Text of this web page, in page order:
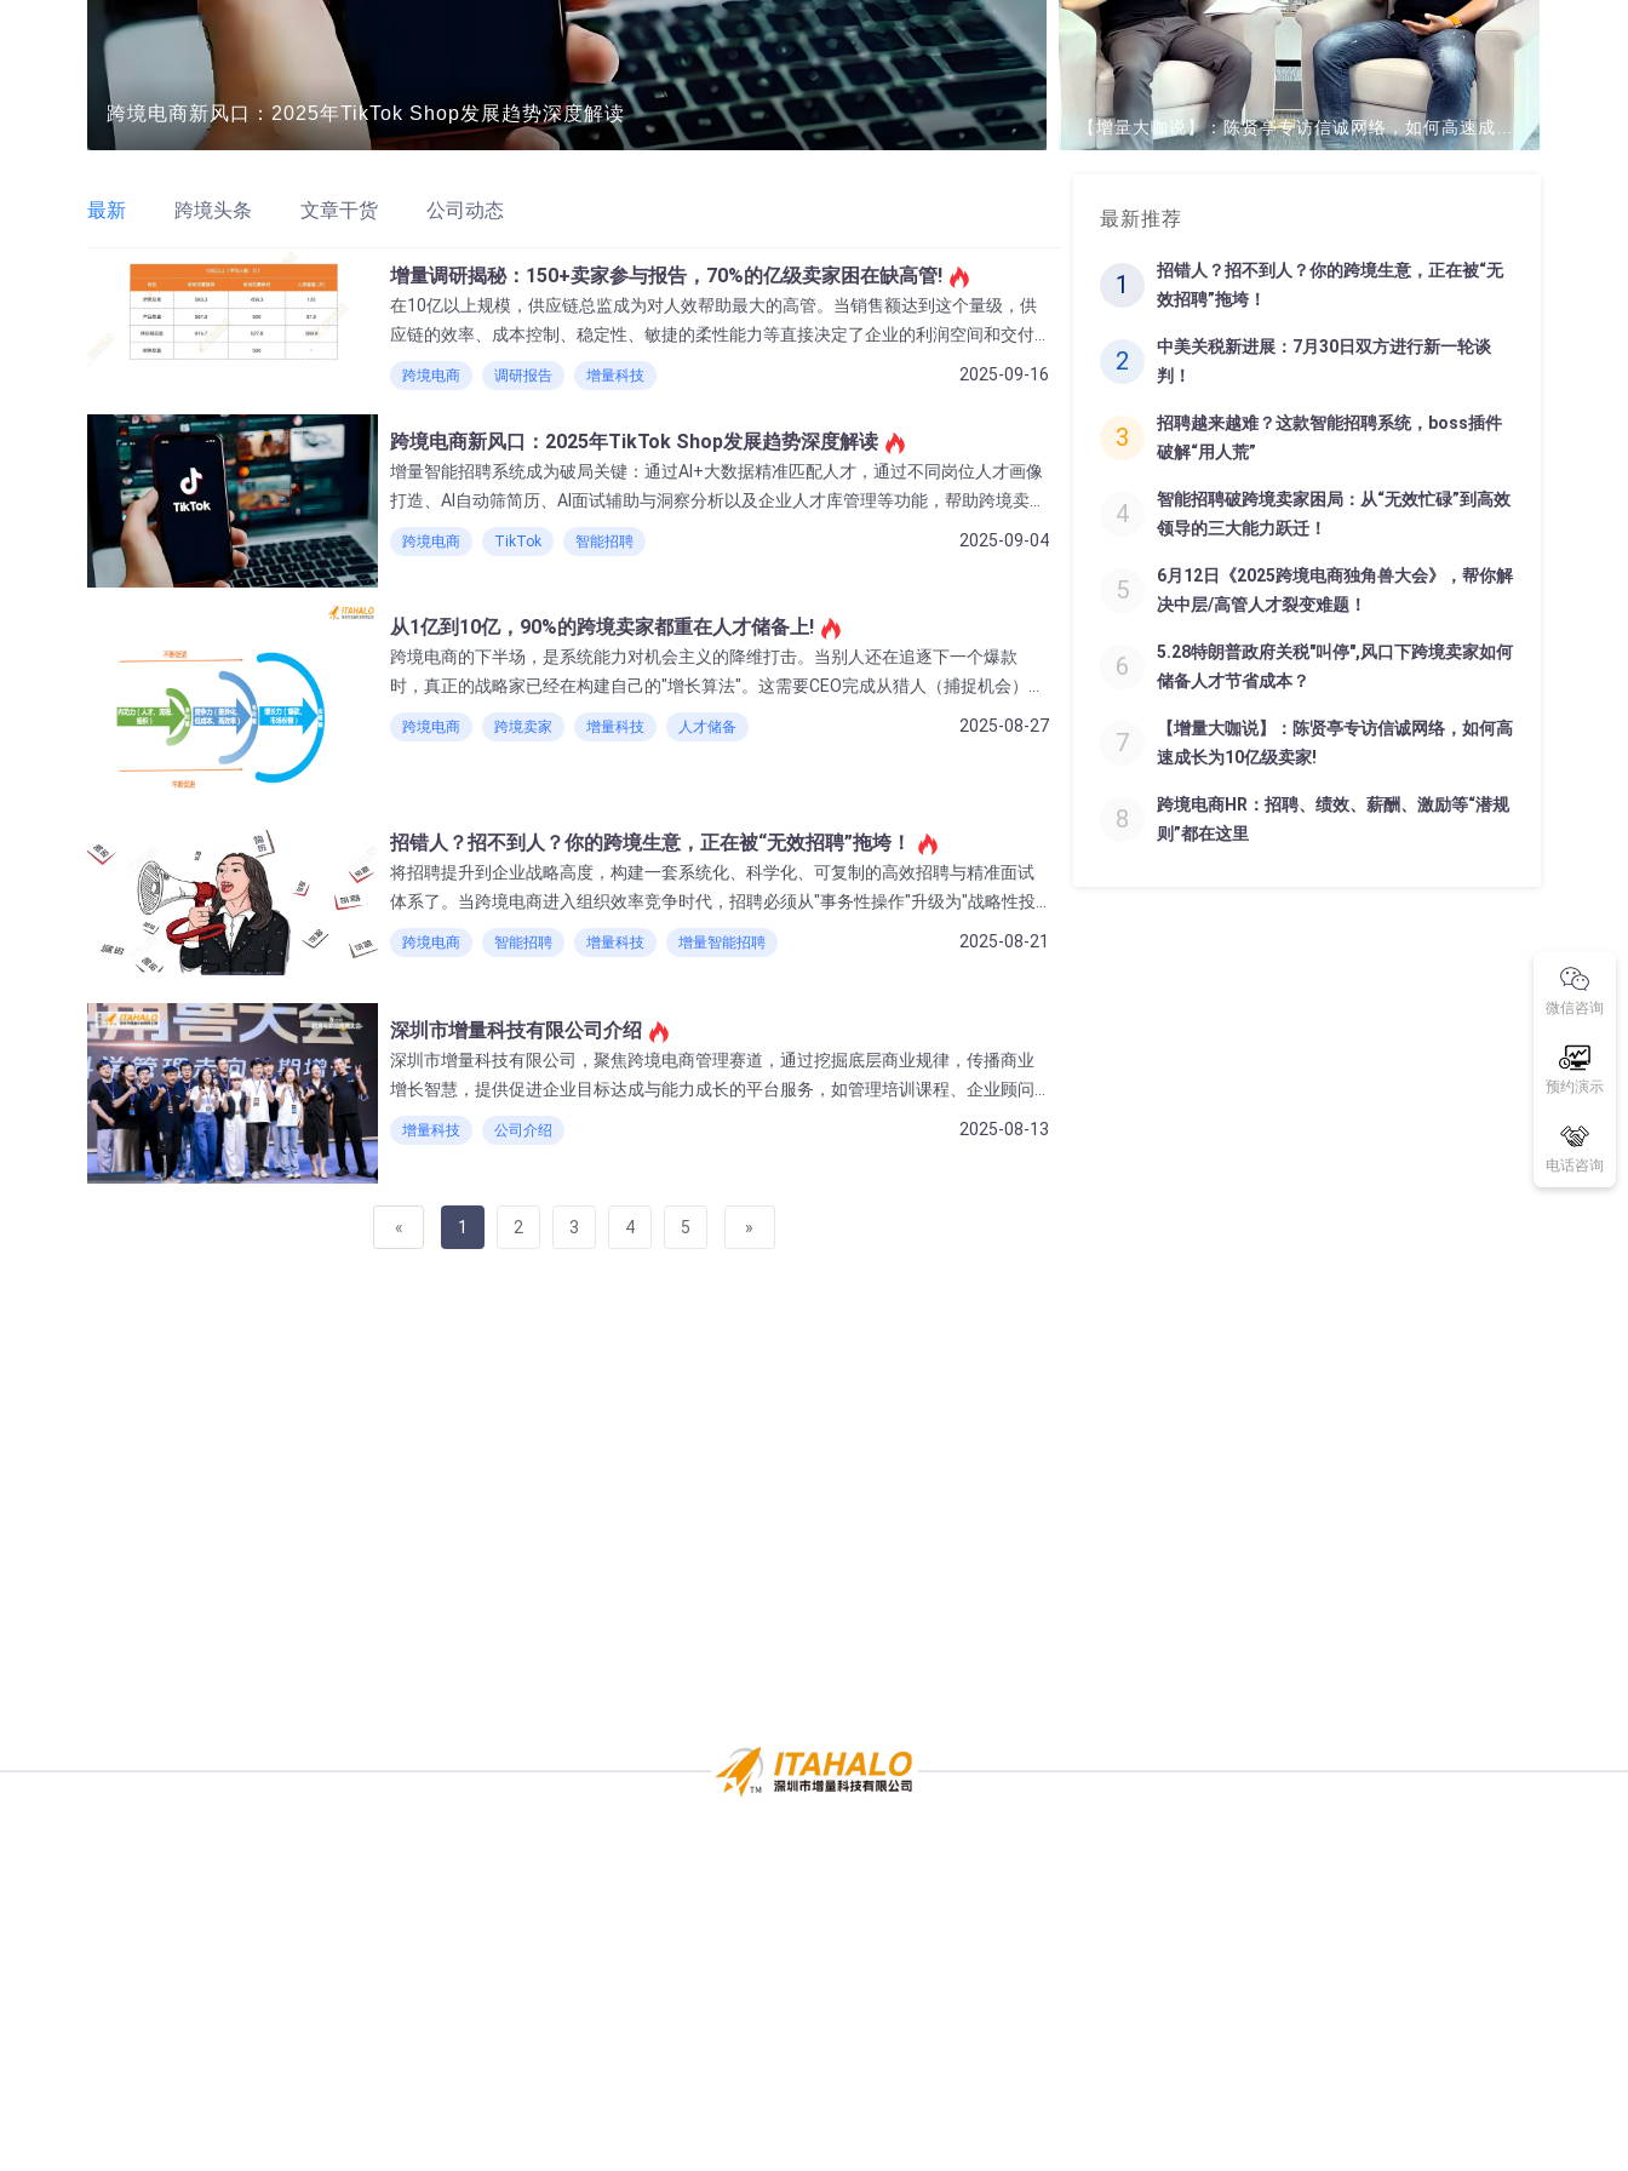
跨境电商新风口：2025年TikTok Shop发展趋势深度解读
【增量大咖说】：陈贤亭专访信诚网络，如何高速成长为10亿级卖家!
最新 跨境头条 文章干货 公司动态
增量调研揭秘：150+卖家参与报告，70%的亿级卖家困在缺高管!
在10亿以上规模，供应链总监成为对人效帮助最大的高管。当销售额达到这个量级，供
应链的效率、成本控制、稳定性、敏捷的柔性能力等直接决定了企业的利润空间和交付
能力，从而深刻影响人效。一个卓越的供应链体系是支撑巨大体量业务高效运转的命
脉。
跨境电商 调研报告 增量科技 2025-09-16
跨境电商新风口：2025年TikTok Shop发展趋势深度解读
增量智能招聘系统成为破局关键‌：通过AI+大数据精准匹配人才，通过不同岗位人才画像
打造、AI自动筛简历、AI面试辅助与洞察分析以及企业人才库管理等功能，帮助跨境卖家
企业招聘实现效率和质量的双提升。
跨境电商 TikTok 智能招聘 2025-09-04
从1亿到10亿，90%的跨境卖家都重在人才储备上!
跨境电商的下半场，是系统能力对机会主义的降维打击。当别人还在追逐下一个爆款
时，真正的战略家已经在构建自己的"增长算法"。这需要CEO完成从猎人（捕捉机会）到
园丁（培育生态）的蜕变。
跨境电商 跨境卖家 增量科技 人才储备 2025-08-27
招错人？招不到人？你的跨境生意，正在被“无效招聘”拖垮！
将招聘提升到企业战略高度，构建一套系统化、科学化、可复制的高效招聘与精准面试
体系了。当跨境电商进入组织效率竞争时代，招聘必须从"事务性操作"升级为"战略性投
资"。那些在人才密度上建立护城河的企业，正在用精准的智能招聘体系将"找人"的被动
应对，转化为"造人"的主动布局。
跨境电商 智能招聘 增量科技 增量智能招聘 2025-08-21
深圳市增量科技有限公司介绍
深圳市增量科技有限公司，聚焦跨境电商管理赛道，通过挖掘底层商业规律，传播商业
增长智慧，提供促进企业目标达成与能力成长的平台服务，如管理培训课程、企业顾问
服务、管理saas系统、跨境行业研究报告/书籍等，帮助企业创造可持续发展的增量，成
就卓越企业，成就卓越团队！
增量科技 公司介绍 2025-08-13
« 1 2 3 4 5 »
最新推荐
1
招错人？招不到人？你的跨境生意，正在被“无
效招聘”拖垮！
2
中美关税新进展：7月30日双方进行新一轮谈
判！
3
招聘越来越难？这款智能招聘系统，boss插件
破解“用人荒”
4
智能招聘破跨境卖家困局：从“无效忙碌”到高效
领导的三大能力跃迁！
5
6月12日《2025跨境电商独角兽大会》，帮你解
决中层/高管人才裂变难题！
6
5.28特朗普政府关税"叫停",风口下跨境卖家如何
储备人才节省成本？
7
【增量大咖说】：陈贤亭专访信诚网络，如何高
速成长为10亿级卖家!
8
跨境电商HR：招聘、绩效、薪酬、激励等“潜规
则”都在这里
微信咨询
预约演示
电话咨询